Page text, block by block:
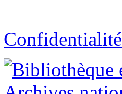
Confidentialité